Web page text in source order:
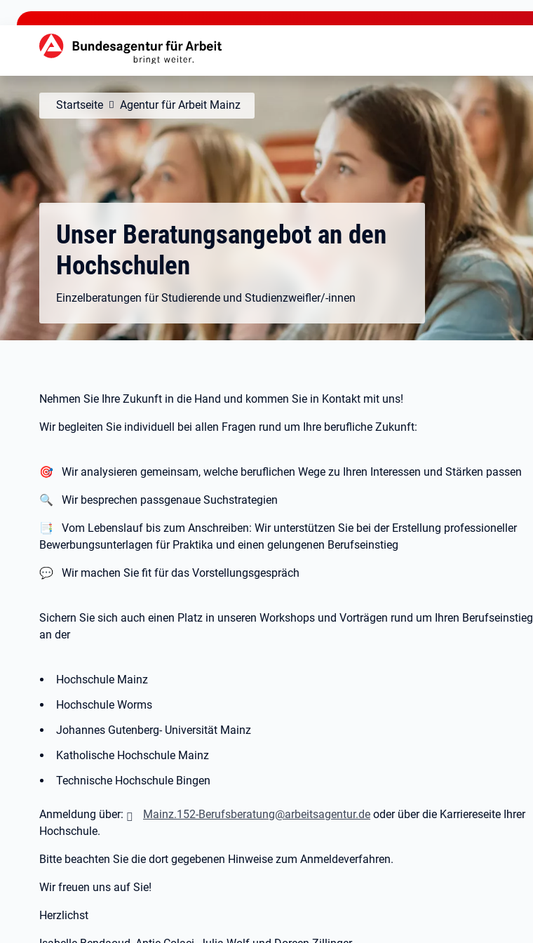
zu den Hauptinhalten springen
Hauptnavigation
Startseite Agentur für Arbeit Mainz
Unser Beratungsangebot an den
Hochschulen
Einzelberatungen für Studierende und Studienzweifler/-innen
Nehmen Sie Ihre Zukunft in die Hand und kommen Sie in Kontakt mit uns!
Wir begleiten Sie individuell bei allen Fragen rund um Ihre berufliche Zukunft:
🎯 Wir analysieren gemeinsam, welche beruflichen Wege zu Ihren Interessen und Stärken passen
🔍 Wir besprechen passgenaue Suchstrategien
📑 Vom Lebenslauf bis zum Anschreiben: Wir unterstützen Sie bei der Erstellung professioneller
Bewerbungsunterlagen für Praktika und einen gelungenen Berufseinstieg
💬 Wir machen Sie fit für das Vorstellungsgespräch
Sichern Sie sich auch einen Platz in unseren Workshops und Vorträgen rund um Ihren Berufseinstieg
an der
Hochschule Mainz
Hochschule Worms
Johannes Gutenberg- Universität Mainz
Katholische Hochschule Mainz
Technische Hochschule Bingen
Anmeldung über: Mainz.152-Berufsberatung@arbeitsagentur.de oder über die Karriereseite Ihrer
Hochschule.
Bitte beachten Sie die dort gegebenen Hinweise zum Anmeldeverfahren.
Wir freuen uns auf Sie!
Herzlichst